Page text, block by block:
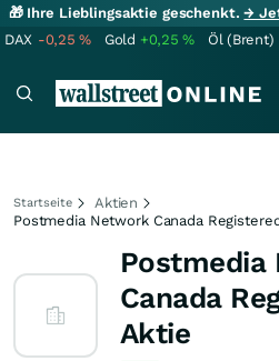
🎁 Ihre Lieblingsaktie geschenkt.→
DAX -0,25% Gold +0,25% Öl (Brent)
Startseite
Aktien
Postmedia Network Canada
Postmedia
Canada
Aktie